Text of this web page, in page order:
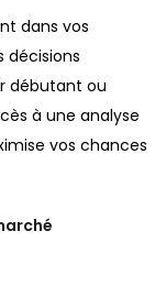
dans vos
décisions
débutant ou
à une analyse
vos chances